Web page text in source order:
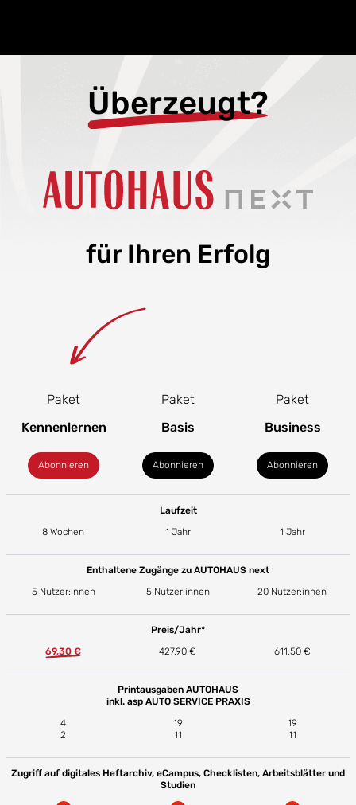
Überzeugt?
für Ihren Erfolg
Paket
Kennenlernen
Abonnieren
Paket
Basis
Abonnieren
Paket
Business
Abonnieren
Laufzeit
8 Wochen
1 Jahr 1 Jahr
Enthaltene Zugänge zu AUTOHAUS next
5 Nutzer:innen
5 Nutzer:innen 20 Nutzer:innen
Preis/Jahr*
69,30 €
427,90 € 611,50 €
Printausgaben AUTOHAUS
inkl. asp AUTO SERVICE PRAXIS
4
2
19
11
19
11
Zugriff auf digitales Heftarchiv, eCampus, Checklisten, Arbeitsblätter und
Studien